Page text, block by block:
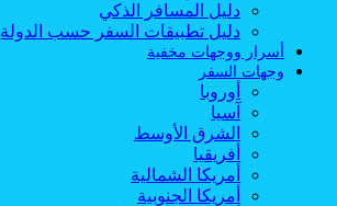
دليل المسافر الذكي
دليل تطبيقات السفر حسب الدولة
أسرار ووجهات مخفية
وجهات السفر
أوروبا
آسيا
الشرق الأوسط
أفريقيا
أمريكا الشمالية
أمريكا الجنوبية